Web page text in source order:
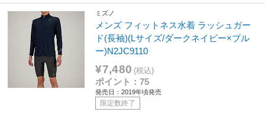
ミズノ
メンズ フィットネス水着 ラッシュガー
ド(長袖)(Lサイズ/ダークネイビー×ブル
ー)N2JC9110
¥7,480 (税込)
ポイント：75
発売日：2019年頃発売
限定数終了